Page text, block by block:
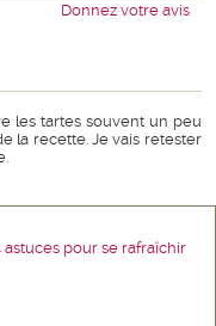
Donnez votre avis
les tartes souvent un peu
la recette. Je vais retester
pour se rafraîchir